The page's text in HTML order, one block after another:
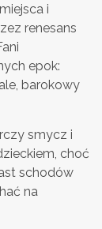
i
renesans
epok:
barokowy
smycz i
choć
schodów
na